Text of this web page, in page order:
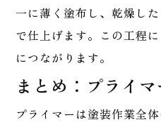
一に薄く塗布し、乾燥し
で仕上げます。この工程
につながります。
まとめ：プライ
プライマーは塗装作業全